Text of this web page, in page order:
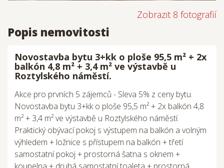
Zobrazit 8 fotografií
Popis nemovitosti
Novostavba bytu 3+kk o ploše 95,5 m² + 2x
balkón 4,8 m² + 3,4 m² ve výstavbě u
Roztylského náměstí.
Akce pro prvních 5 zájemců - Sleva 5% z ceny bytu.
Novostavba bytu 3+kk o ploše 95,5 m² + 2x balkón 4,8
m² + 3,4 m² ve výstavbě u Roztylského náměstí.
Praktický obývací pokoj s výstupem na balkón a volným
výhledem + ložnice s přístupem na balkón + třetí
samostatní pokoj + prostorná šatna s oknem +